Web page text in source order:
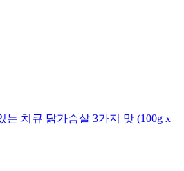
는 치큐 닭가슴살 3가지 맛 (100g x